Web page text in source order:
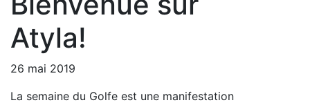
Atyla!
26 mai 2019
La semaine du Golfe est une manifestation